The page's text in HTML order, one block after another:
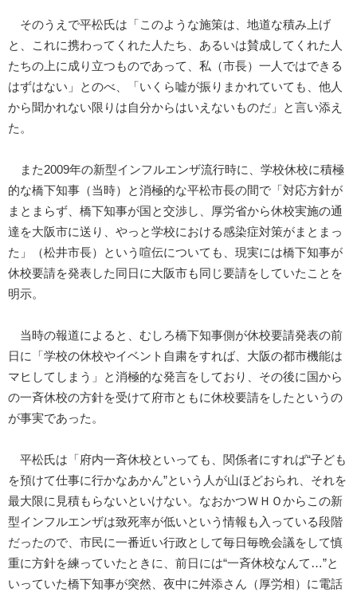
そのうえで平松氏は「このような施策は、地道な積み上げ
と、これに携わってくれた人たち、あるいは賛成してくれた人
たちの上に成り立つものであって、私（市長）一人ではできる
はずはない」とのべ、「いくら嘘が振りまかれていても、他人
から聞かれない限りは自分からはいえないものだ」と言い添え
た。
また2009年の新型インフルエンザ流行時に、学校休校に積極
的な橋下知事（当時）と消極的な平松市長の間で「対応方針が
まとまらず、橋下知事が国と交渉し、厚労省から休校実施の通
達を大阪市に送り、やっと学校における感染症対策がまとまっ
た」（松井市長）という喧伝についても、現実には橋下知事が
休校要請を発表した同日に大阪市も同じ要請をしていたことを
明示。
当時の報道によると、むしろ橋下知事側が休校要請発表の前
日に「学校の休校やイベント自粛をすれば、大阪の都市機能は
マヒしてしまう」と消極的な発言をしており、その後に国から
の一斉休校の方針を受けて府市ともに休校要請をしたというの
が事実であった。
平松氏は「府内一斉休校といっても、関係者にすれば“子ども
を預けて仕事に行かなあかん”という人が山ほどおられ、それを
最大限に見積もらないといけない。なおかつＷＨＯからこの新
型インフルエンザは致死率が低いという情報も入っている段階
だったので、市民に一番近い行政として毎日毎晩会議をして慎
重に方針を練っていたときに、前日には“一斉休校なんて…”と
いっていた橋下知事が突然、夜中に舛添さん（厚労相）に電話